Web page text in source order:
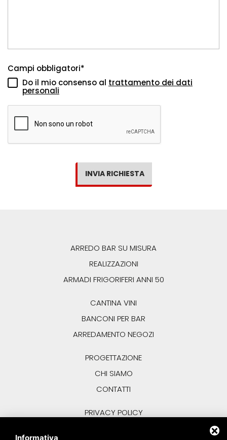
Campi obbligatori*
Do il mio consenso al trattamento dei dati
personali
INVIA RICHIESTA
Informativa
ARREDO BAR SU MISURA
REALIZZAZIONI
ARMADI FRIGORIFERI ANNI 50
CANTINA VINI
BANCONI PER BAR
ARREDAMENTO NEGOZI
PROGETTAZIONE
CHI SIAMO
CONTATTI
PRIVACY POLICY